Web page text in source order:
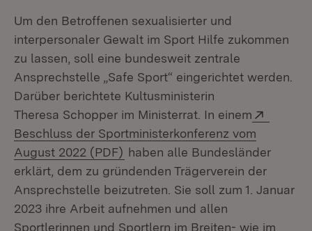
Um den Betroffenen sexualisierter und
interpersonaler Gewalt im Sport Hilfe zukommen
zu lassen, soll eine bundesweit zentrale
Ansprechstelle „Safe Sport“ eingerichtet werden.
Darüber berichtete Kultusministerin
Theresa Schopper im Ministerrat. In einem
Beschluss der Sportministerkonferenz vom
August 2022 (PDF) (Öffnet in neuem Fenster)
haben alle Bundesländer
erklärt, dem zu gründenden Trägerverein der
Ansprechstelle beizutreten. Sie soll zum 1. Januar
2023 ihre Arbeit aufnehmen und allen
Sportlerinnen und Sportlern im Breiten- wie im